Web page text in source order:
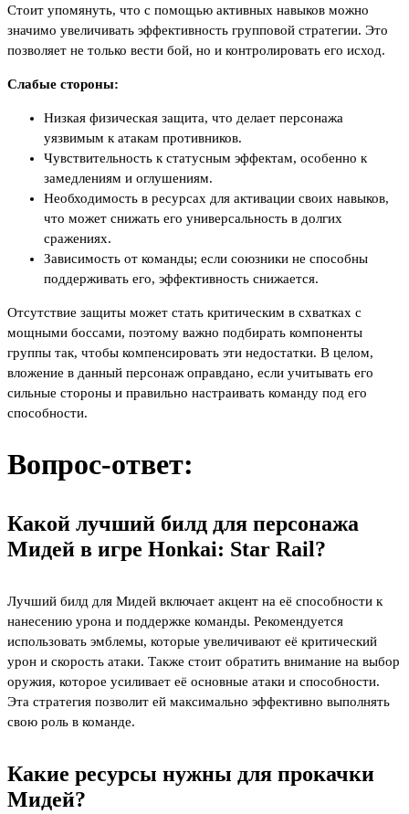
Стоит упомянуть, что с помощью активных навыков можно
значимо увеличивать эффективность групповой стратегии. Это
позволяет не только вести бой, но и контролировать его исход.
Слабые стороны:
Низкая физическая защита, что делает персонажа
уязвимым к атакам противников.
Чувствительность к статусным эффектам, особенно к
замедлениям и оглушениям.
Необходимость в ресурсах для активации своих навыков,
что может снижать его универсальность в долгих
сражениях.
Зависимость от команды; если союзники не способны
поддерживать его, эффективность снижается.
Отсутствие защиты может стать критическим в схватках с
мощными боссами, поэтому важно подбирать компоненты
группы так, чтобы компенсировать эти недостатки. В целом,
вложение в данный персонаж оправдано, если учитывать его
сильные стороны и правильно настраивать команду под его
способности.
Вопрос-ответ:
Какой лучший билд для персонажа
Мидей в игре Honkai: Star Rail?
Лучший билд для Мидей включает акцент на её способности к
нанесению урона и поддержке команды. Рекомендуется
использовать эмблемы, которые увеличивают её критический
урон и скорость атаки. Также стоит обратить внимание на выбор
оружия, которое усиливает её основные атаки и способности.
Эта стратегия позволит ей максимально эффективно выполнять
свою роль в команде.
Какие ресурсы нужны для прокачки
Мидей?